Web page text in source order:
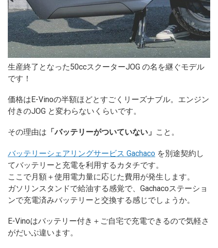
生産終了となった50ccスクーターJOG の名を継ぐモデル
です！
価格はE-Vinoの半額ほどとすごくリーズナブル。エンジン
付きのJOG と変わらないくらいです。
その理由は 「バッテリーがついていない」 こと。
バッテリーシェアリングサービス Gachaco を別途契約し
てバッテリーと充電を利用するカタチです。
ここで月額＋使用電力量に応じた費用が発生します。
ガソリンスタンドで給油する感覚で、Gachacoステーショ
ンで充電済みバッテリーと交換する感じでしょうか。
E-Vinoはバッテリー付き＋ご自宅で充電できるので気軽さ
がだいぶ違います。